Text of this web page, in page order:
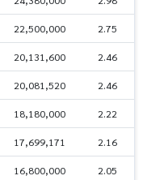
22,500,000 2.75
20,131,600 2.46
20,081,520 2.46
18,180,000 2.22
17,699,171 2.16
16,800,000 2.05